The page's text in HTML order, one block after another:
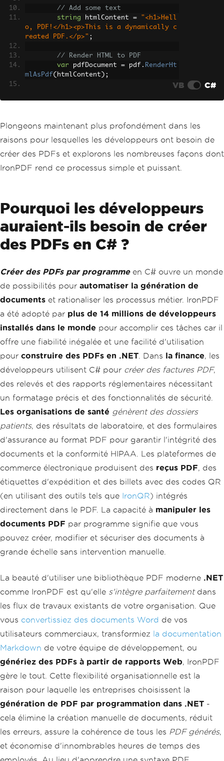
// Add some text
string htmlContent =
"<h1>Hell
o, PDF!</h1><p>This is a dynamically c
reated PDF.</p>" ;
// Render HTML to PDF
var pdfDocument = pdf . RenderHt
mlAsPdf( htmlContent );
VB C#
Plongeons maintenant plus profondément dans les
raisons pour lesquelles les développeurs ont besoin de
créer des PDFs et explorons les nombreuses façons dont
IronPDF rend ce processus simple et puissant.
Pourquoi les développeurs
auraient-ils besoin de créer
des PDFs en C# ?
Créer des PDFs par programmeen C# ouvre un monde
de possibilités pour automatiser la génération de
documents et rationaliser les processus métier. IronPDF
a été adopté par plus de 14 millions de développeurs
installés dans le monde pour accomplir ces tâches car il
offre une fiabilité inégalée et une facilité d'utilisation
pour construire des PDFs en .NET. Dans la finance, les
développeurs utilisent C# pour créer des factures PDF,
des relevés et des rapports réglementaires nécessitant
un formatage précis et des fonctionnalités de sécurité.
Les organisations de santé génèrent des dossiers
patients, des résultats de laboratoire, et des formulaires
d'assurance au format PDF pour garantir l'intégrité des
documents et la conformité HIPAA. Les plateformes de
commerce électronique produisent des reçus PDF, des
étiquettes d'expédition et des billets avec des codes QR
(en utilisant des outils tels que IronQR) intégrés
directement dans le PDF. La capacité à manipuler les
documents PDF par programme signifie que vous
pouvez créer, modifier et sécuriser des documents à
grande échelle sans intervention manuelle.
La beauté d'utiliser une bibliothèque PDF moderne .NET
comme IronPDF est qu'elle s'intègre parfaitementdans
les flux de travaux existants de votre organisation. Que
vous convertissiez des documents Word de vos
utilisateurs commerciaux, transformiez la documentation
Markdown de votre équipe de développement, ou
génériez des PDFs à partir de rapports Web, IronPDF
gère le tout. Cette flexibilité organisationnelle est la
raison pour laquelle les entreprises choisissent la
génération de PDF par programmation dans .NET -
cela élimine la création manuelle de documents, réduit
les erreurs, assure la cohérence de tous les PDF générés,
et économise d'innombrables heures de temps des